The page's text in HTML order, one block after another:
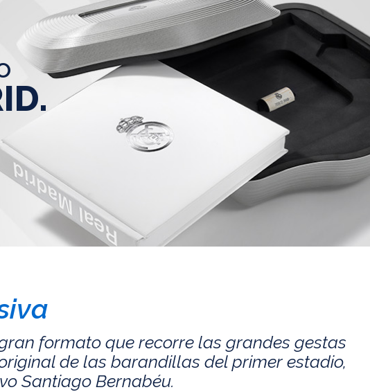
formato que recorre las grandes gestas
de las barandillas del primer estadio,
Santiago Bernabéu.